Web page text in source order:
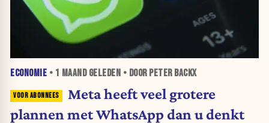
ECONOMIE • 1 MAANDGELEDEN • DOOR PETER BACKX
Meta heeft veel grotere
plannen met WhatsApp dan u denkt